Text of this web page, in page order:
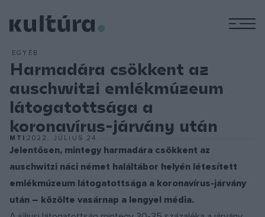
EGYÉB
Harmadára csökkent az
auschwitzi emlékmúzeum
látogatottsága a
koronavírus-járvány után
MTI 2022. JÚLIUS 24.
Jelentősen, mintegy harmadára csökkent az
auschwitzi náci német haláltábor helyén létesített
emlékmúzeum látogatottsága a koronavírus-járvány
után – közölte vasárnap a lengyel média.